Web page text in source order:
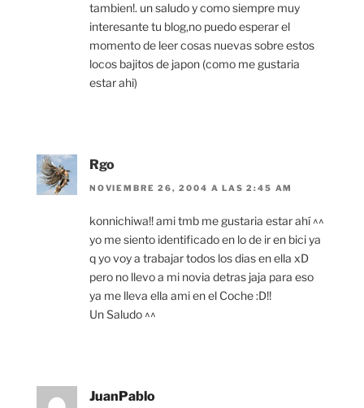
tambien!. un saludo y como siempre muy
interesante tu blog,no puedo esperar el
momento de leer cosas nuevas sobre estos
locos bajitos de japon (como me gustaria
estar ahi)
Rgo
NOVIEMBRE 26, 2004 A LAS 2:45 AM
konnichiwa!! ami tmb me gustaria estar ahí ^^
yo me siento identificado en lo de ir en bici ya
q yo voy a trabajar todos los dias en ella xD
pero no llevo a mi novia detras jaja para eso
ya me lleva ella ami en el Coche :D!!
Un Saludo ^^
JuanPablo